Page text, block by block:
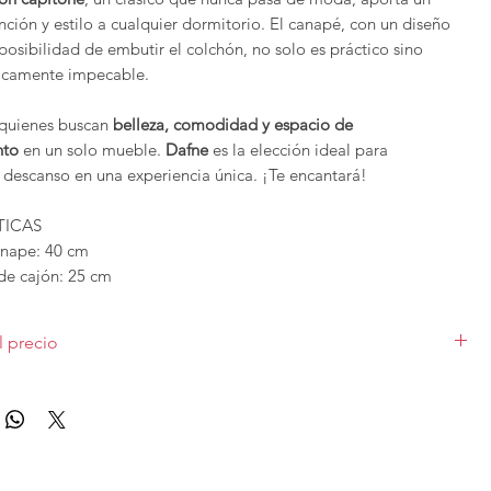
y estilo a cualquier dormitorio. El canapé, con un diseño
de embutir el colchón, no solo es práctico sino
impecable.
buscan belleza, comodidad y espacio de
en un solo mueble. Dafnees la elección ideal para
en una experiencia única. ¡Te encantará!
40 cm
cajón: 25 cm
180 y 200, llevan dos tapas con divisoria.
precio
(
tapizada.Las diferentes medidas y acabados varían el precio.